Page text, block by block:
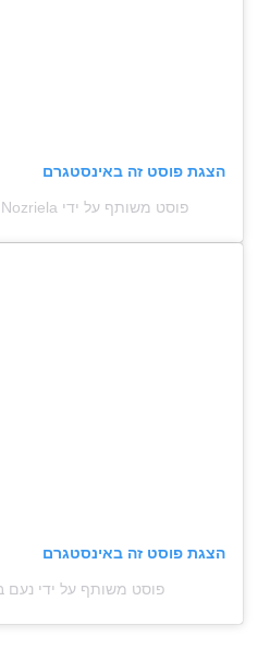
הצגת פוסט זה באינסטגרם
פוסט משותף על ידי ‏‎Ohad Nozriela‎‏ (@‏‎ohadnozriela‎‏)
הצגת פוסט זה באינסטגרם
פוסט משותף על ידי ‏‎נעם בבחנוב‎‏ (@‏‎noam_bv‎‏)